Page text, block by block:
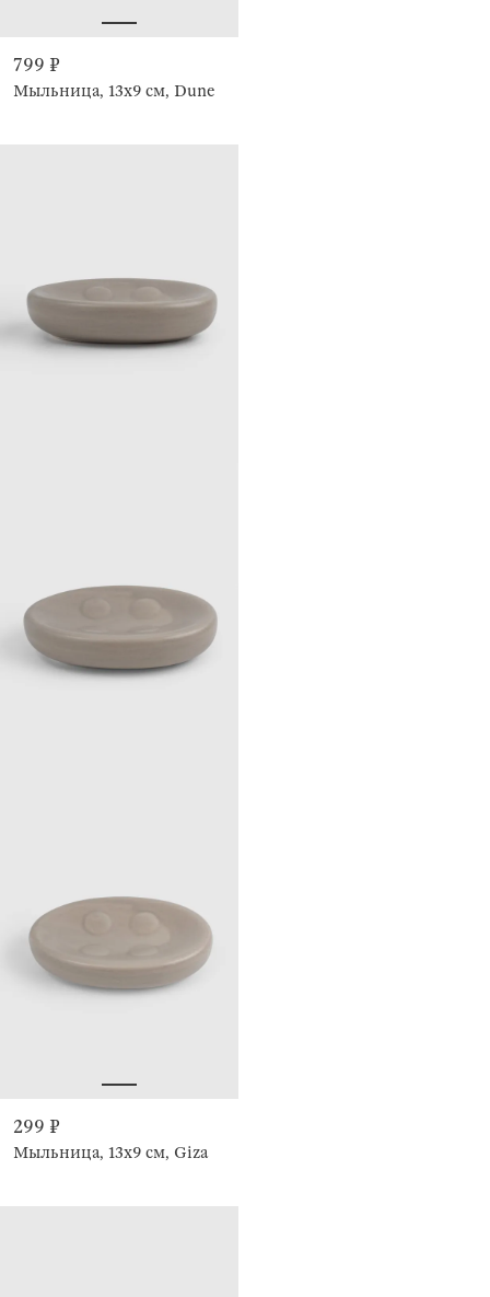
799 ₽
Мыльница, 13х9 см, Dune
299 ₽
Мыльница, 13х9 см, Giza